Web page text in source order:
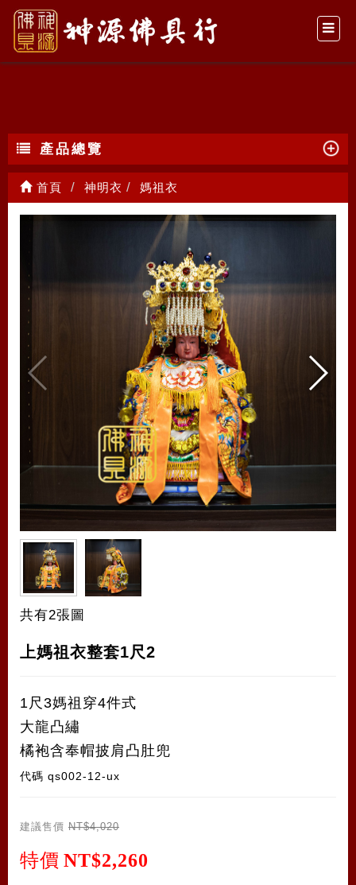
媽祖衣
產品總覽
首頁 神明衣 媽祖衣
共有2張圖
上媽祖衣整套1尺2
1尺3媽祖穿4件式
大龍凸繡
橘袍含奉帽披肩凸肚兜
代碼 qs002-12-ux
建議售價 NT$4,020
特價 NT$2,260